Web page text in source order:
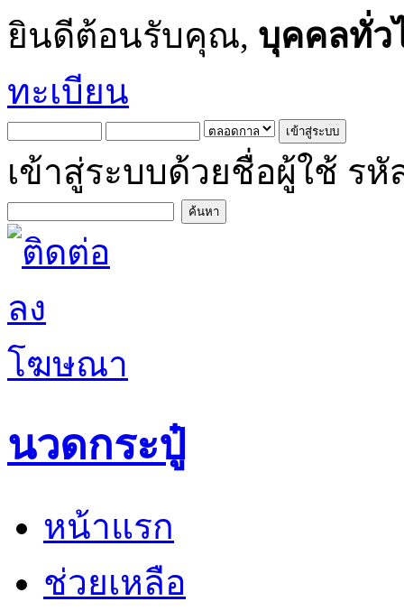
ยินดีต้อนรับคุณ, บุคคลทั่ว
ทะเบียน
เข้าสู่ระบบด้วยชื่อผู้ใช้ รหั
นวดกระปู๋
หน้าแรก
ช่วยเหลือ